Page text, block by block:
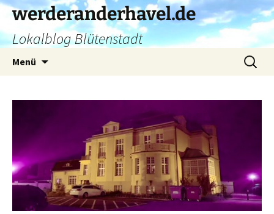
Zum
Inhalt
springen
werderanderhavel.de
Lokalblog Blütenstadt
Menü
Suchen
nach: